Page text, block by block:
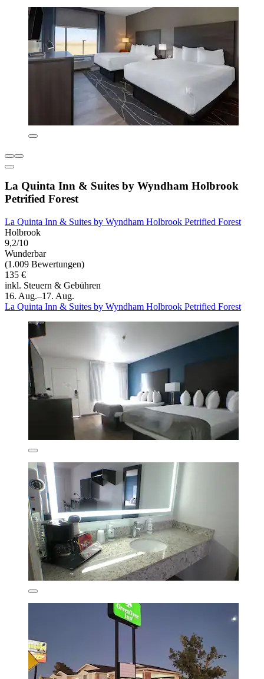
La Quinta Inn & Suites by Wyndham Holbrook
Petrified Forest
La Quinta Inn & Suites by Wyndham Holbrook Petrified Forest
Holbrook
9,2/10
Wunderbar
(1.009 Bewertungen)
135 €
inkl. Steuern & Gebühren
16. Aug.–17. Aug.
La Quinta Inn & Suites by Wyndham Holbrook Petrified Forest